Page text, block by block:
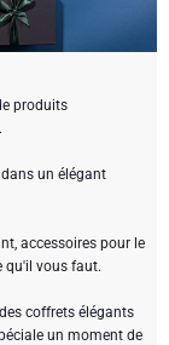
produits
un élégant
accessoires pour le
qu'il vous faut.
coffrets élégants
un moment de